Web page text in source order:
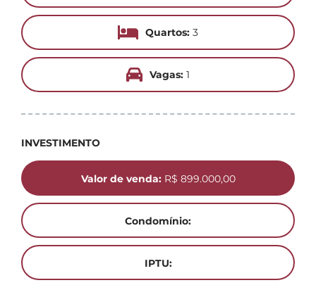
Quartos:3
Vagas: 1
INVESTIMENTO
Valor de venda:R$ 899.000,00
Condomínio:
IPTU: